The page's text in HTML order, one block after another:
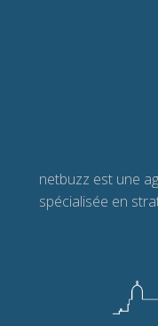
netbuzz est une
spécialisée en